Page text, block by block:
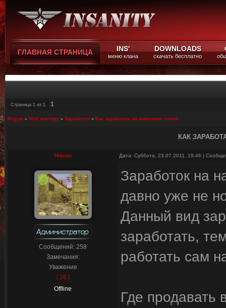
ГЛАВНАЯ СТРАНИЦА INS'
меню клана
DOWNLOADS
скачать бесплатно
Страница 1 из 1 1
Форум » Web мастеру » Зароботок » Как заработать на написание статей
КАК
Hitman Дата: Суббота, 23.07.2011, 19:46 |
Сообщений: 258
Замечания:
Уважение
[ 26 ]
Offline
Заработок на
давно уже не
Данный вид
заработать,
работать сам
Где продавать